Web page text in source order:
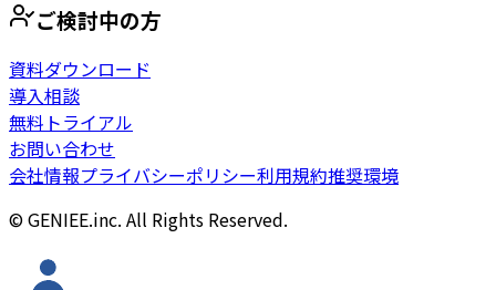
ご検討中の方
資料ダウンロード
導入相談
無料トライアル
お問い合わせ
会社情報プライバシーポリシー利用規約推奨環境
© GENIEE.inc. All Rights Reserved.